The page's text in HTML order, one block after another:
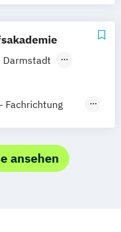
Darmstadt
Fachrichtung
Public Relations
ansehen